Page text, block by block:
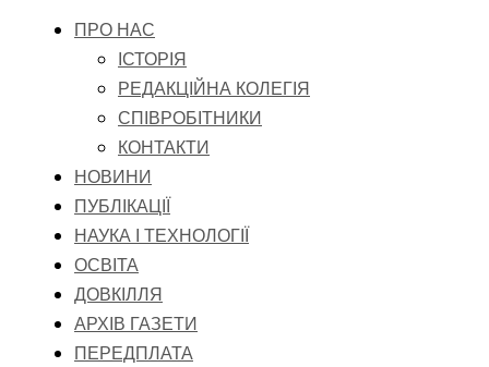
ПРО НАС
ІСТОРІЯ
РЕДАКЦІЙНА КОЛЕГІЯ
СПІВРОБІТНИКИ
КОНТАКТИ
НОВИНИ
ПУБЛІКАЦІЇ
НАУКА І ТЕХНОЛОГІЇ
ОСВІТА
ДОВКІЛЛЯ
АРХІВ ГАЗЕТИ
ПЕРЕДПЛАТА